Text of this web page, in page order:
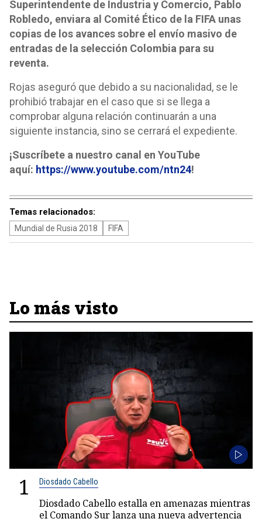
Superintendente de Industria y Comercio, Pablo
Robledo, enviara al Comité Ético de la FIFA unas
copias de los avances sobre el envío masivo de
entradas de la selección Colombia para su
reventa.
Rojas aseguró que debido a su nacionalidad, se le
prohibió trabajar en el caso que si se llega a
comprobar alguna relación continuarán a una
siguiente instancia, sino se cerrará el expediente.
¡Suscríbete a nuestro canal en YouTube
aquí: https://www.youtube.com/ntn24!
Temas relacionados:
Mundial de Rusia 2018 FIFA
Lo más visto
1 Diosdado Cabello
Diosdado Cabello estalla en amenazas mientras
el Comando Sur lanza una nueva advertencia